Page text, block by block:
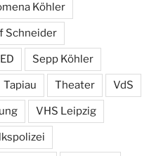
Köhler
Schneider
Sepp Köhler
Tapiau Theater VdS
VHS Leipzig